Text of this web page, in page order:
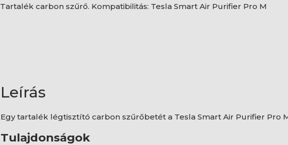
Tartalék carbon szűrő. Kompatibilitás: Tesla Smart Air Purifier Pro M
Leírás
Egy tartalék légtisztító carbon szűrőbetét a Tesla Smart Air Purifier Pro
Tulajdonságok